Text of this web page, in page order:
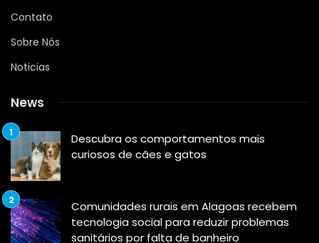
Contato
Sobre Nós
Noticias
News
Descubra os comportamentos mais
curiosos de cães e gatos
Comunidades rurais em Alagoas recebem
tecnologia social para reduzir problemas
sanitários por falta de banheiro